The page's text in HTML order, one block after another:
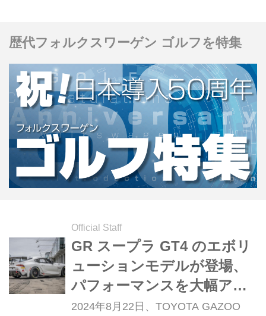
歴代フォルクスワーゲン ゴルフを特集
Official Staff
GR スープラ GT4 のエボリ
ューションモデルが登場、
パフォーマンスを大幅アッ
プして2025年に実戦デビュ
2024年8月22日、TOYOTA GAZOO